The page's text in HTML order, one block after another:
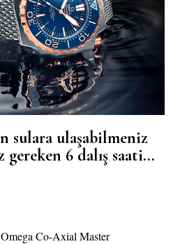
sulara ulaşabilmeniz
gereken 6 dalış saati…
Co-Axial Master